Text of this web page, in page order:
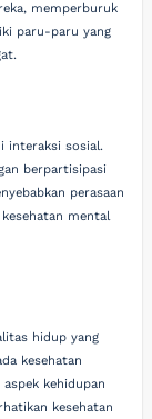
memperburuk
paru-paru yang
interaksi sosial.
berpartisipasi
perasaan
mental
hidup yang
kesehatan
kehidupan
kesehatan